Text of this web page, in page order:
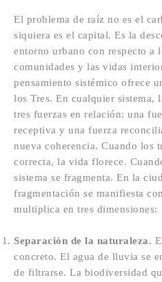
El problema de raíz no es el
siquiera es el capital. Es la
entorno urbano con respecto a
comunidades y las vidas
pensamiento sistémico ofrece
los Tres. En cualquier sistema,
tres fuerzas en relación: una
receptiva y una fuerza
nueva coherencia. Cuando los
correcta, la vida florece.
sistema se fragmenta. En la
fragmentación se manifiesta
multiplica en tres dimensiones:
Separación de la naturaleza.
concreto. El agua de lluvia se
de filtrarse. La biodiversidad